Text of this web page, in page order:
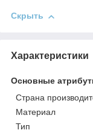
Скрыть
Характеристики
Основные
Страна
Материал
Тип